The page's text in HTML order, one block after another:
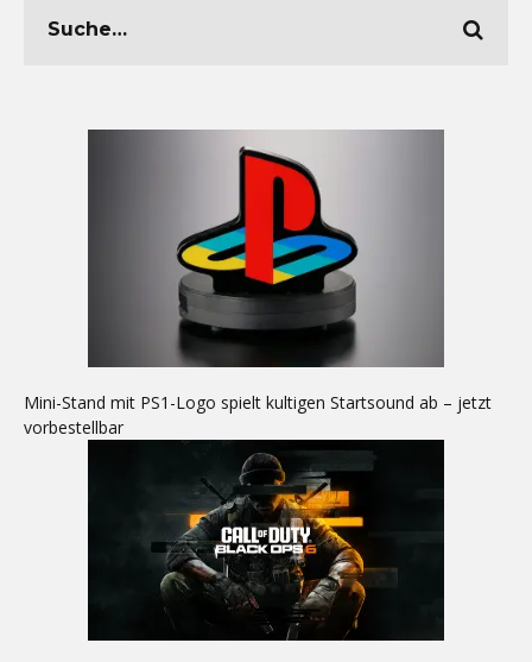
Mini-Stand mit PS1-Logo spielt kultigen Startsound ab – jetzt
vorbestellbar